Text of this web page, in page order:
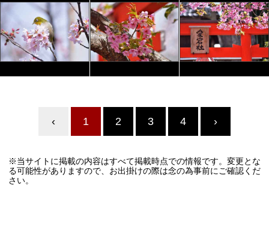
‹ 1 2 3 4 ›
※当サイトに掲載の内容はすべて掲載時点での情報です。変更とな
る可能性がありますので、お出掛けの際は念の為事前にご確認くだ
さい。